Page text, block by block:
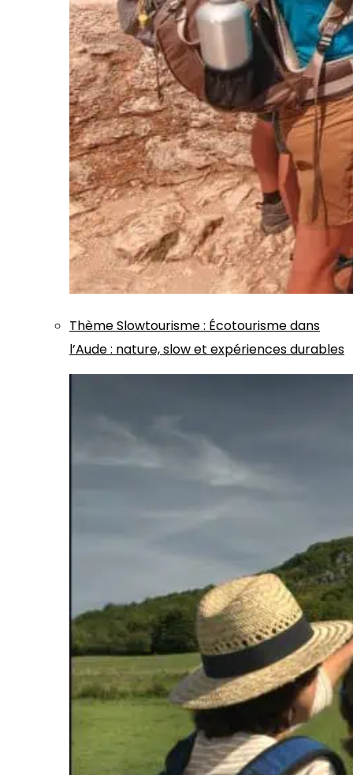
ThèmeSlowtourisme: Écotourisme dans
l’Aude : nature, slow et expériences durables